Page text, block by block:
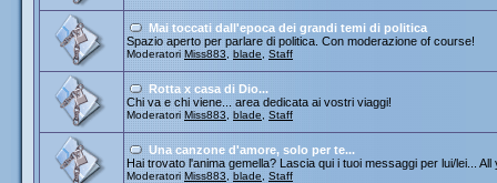
Mai toccati dall'epoca dei grandi temi di politica
Spazio aperto per parlare di politica. Con moderazione of course!
Moderatori Miss883 blade Staff
Rotta x casa di Dio...
Chi va e chi viene... area dedicata ai vostri viaggi!
Moderatori Miss883 blade Staff
Una canzone d'amore, solo per te...
Hai trovato l'anima gemella? Lascia qui i tuoi messaggi per lui/lei...
Moderatori Miss883 blade Staff